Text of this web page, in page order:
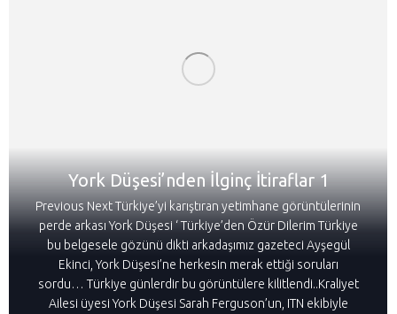
York Düşesi’nden İlginç İtiraflar 1
Previous Next Türkiye’yi karıştıran yetimhane görüntülerinin
perde arkası York Düşesi ‘ Türkiye’den Özür Dilerim Türkiye
bu belgesele gözünü dikti arkadaşımız gazeteci Ayşegül
Ekinci, York Düşesi’ne herkesin merak ettiği soruları
sordu… Türkiye günlerdir bu görüntülere kilitlendi..Kraliyet
Ailesi üyesi York Düşesi Sarah Ferguson’un, ITN ekibiyle